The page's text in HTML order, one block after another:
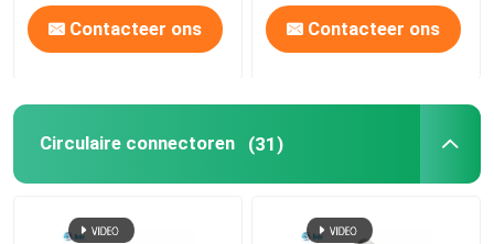
Contacteer ons Contacteer ons
Circulaire connectoren (31)